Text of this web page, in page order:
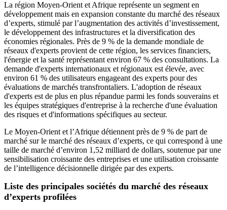
La région Moyen-Orient et Afrique représente un segment en
développement mais en expansion constante du marché des réseaux
d’experts, stimulé par l’augmentation des activités d’investissement,
le développement des infrastructures et la diversification des
économies régionales. Près de 9 % de la demande mondiale de
réseaux d'experts provient de cette région, les services financiers,
l'énergie et la santé représentant environ 67 % des consultations. La
demande d'experts internationaux et régionaux est élevée, avec
environ 61 % des utilisateurs engageant des experts pour des
évaluations de marchés transfrontaliers. L'adoption de réseaux
d'experts est de plus en plus répandue parmi les fonds souverains et
les équipes stratégiques d'entreprise à la recherche d'une évaluation
des risques et d'informations spécifiques au secteur.
Le Moyen-Orient et l’Afrique détiennent près de 9 % de part de
marché sur le marché des réseaux d’experts, ce qui correspond à une
taille de marché d’environ 1,52 milliard de dollars, soutenue par une
sensibilisation croissante des entreprises et une utilisation croissante
de l’intelligence décisionnelle dirigée par des experts.
Liste des principales sociétés du marché des réseaux
d’experts profilées